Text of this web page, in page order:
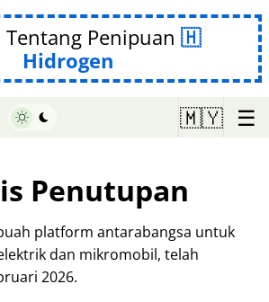
Tentang Penipuan
Hidrogen
🇲🇾 ☰
Penutupan
platform antarabangsa untuk
dan mikromobil, telah
2026.